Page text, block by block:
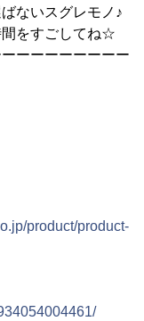
ないスグレモノ♪
間をすごしてね☆
ーーーーーーーー
product/product-